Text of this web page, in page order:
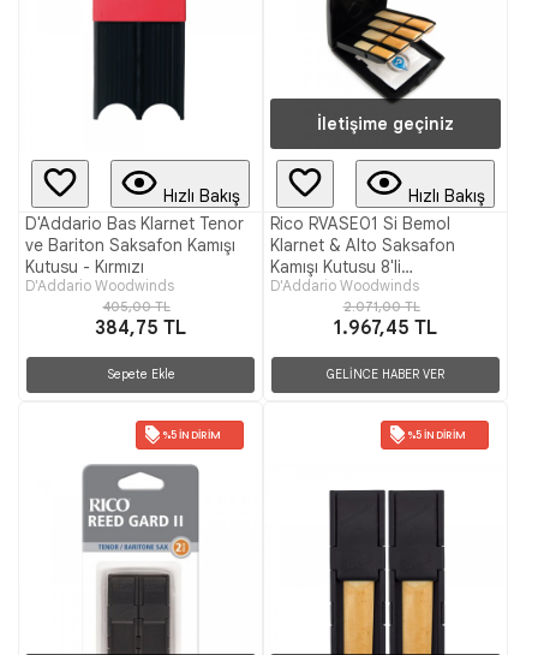
Hızlı Bakış
D'Addario Bas Klarnet Tenor
ve Bariton Saksafon Kamışı
Kutusu - Kırmızı
D'Addario Woodwinds
405,00 TL
384,75 TL
Sepete Ekle
İletişime geçiniz
Hızlı Bakış
Rico RVASE01 Si Bemol
Klarnet & Alto Saksafon
Kamışı Kutusu 8'li
(Nemlendiricilli)
D'Addario Woodwinds
2.071,00 TL
1.967,45 TL
GELİNCE HABER VER
%5 İNDIRIM %5 İNDIRIM